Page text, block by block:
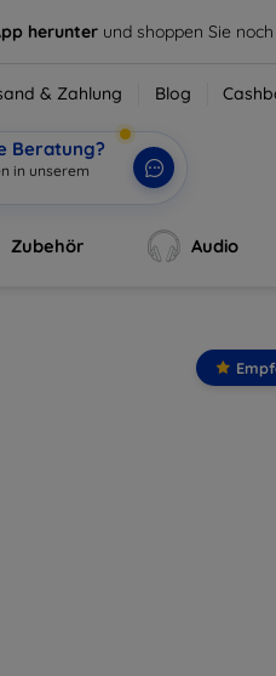
herunter und shoppen Sie
& Zahlung Blog
Beratung?
in unserem
Zubehör Audio